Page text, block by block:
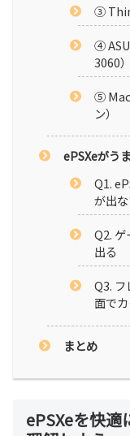
③
④
3060）
⑤
ン）
ePSXeがう
Q1.
が出
Q2.
出る
Q3.
面で
まとめ
ePSXeを快